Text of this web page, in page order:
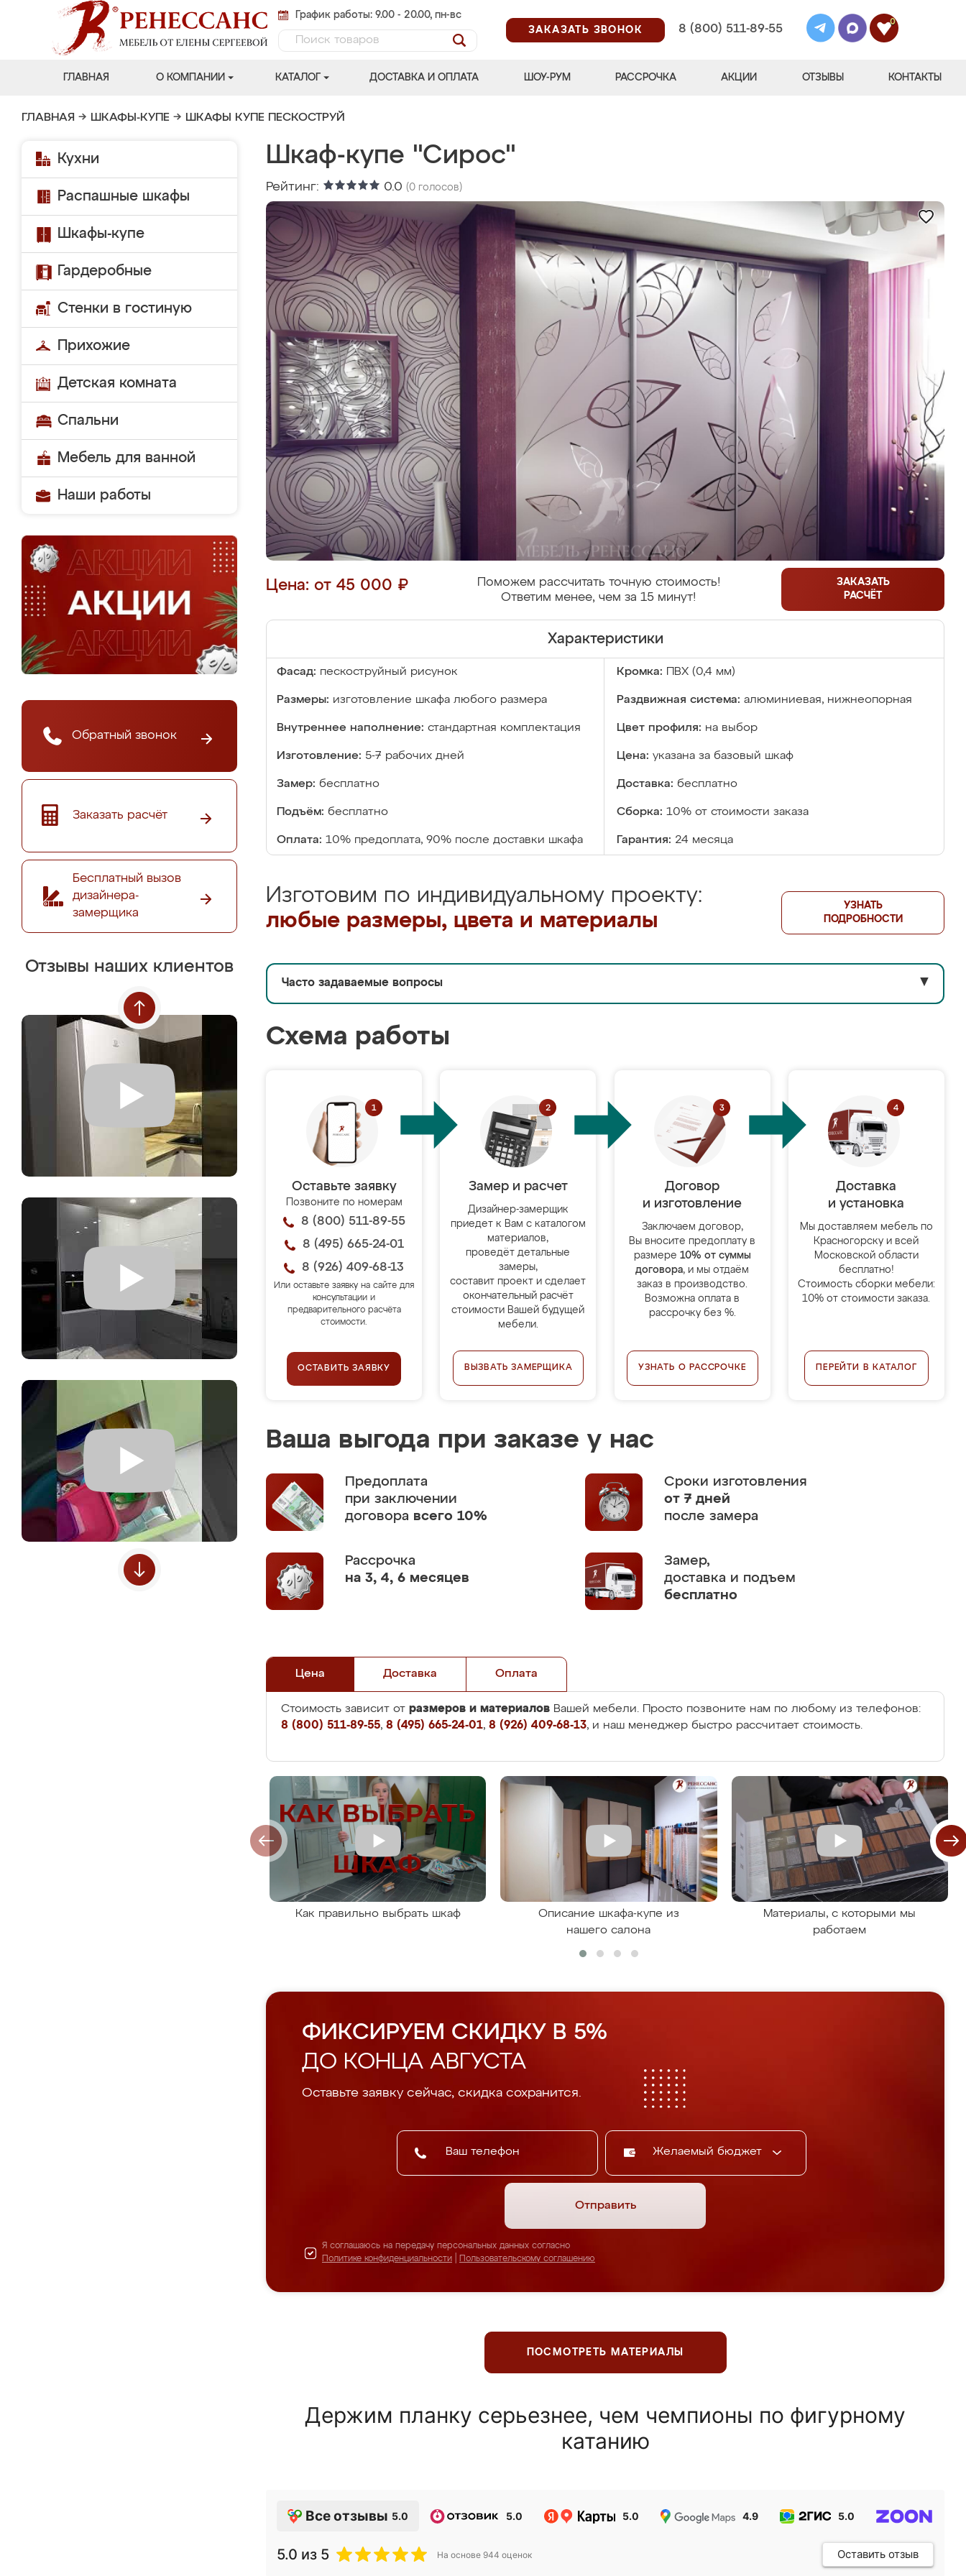
График работы: 9.00 - 20.00, пн-вс
ЗАКАЗАТЬ ЗВОНОК
8 (800) 511-89-55
0
ГЛАВНАЯ О КОМПАНИИ КАТАЛОГ ДОСТАВКА И ОПЛАТА ШОУ-РУМ РАССРОЧКА АКЦИИ ОТЗЫВЫ КОНТАКТЫ
ГЛАВНАЯ → ШКАФЫ-КУПЕ → ШКАФЫ КУПЕ ПЕСКОСТРУЙ
Кухни
Распашные шкафы
Шкафы-купе
Гардеробные
Стенки в гостиную
Прихожие
Детская комната
Спальни
Мебель для ванной
Наши работы
Обратный звонок
Заказать расчёт
Бесплатный вызов
дизайнера-
замерщика
Отзывы наших клиентов
Шкаф-купе "Сирос"
Рейтинг: 0.0 (0 голосов)
Цена: от 45 000 ₽
Поможем рассчитать точную стоимость!
Ответим менее, чем за 15 минут!
ЗАКАЗАТЬ
РАСЧЁТ
Характеристики
Фасад: пескоструйный рисунок Кромка: ПВХ (0,4 мм)
Размеры: изготовление шкафа любого размера Раздвижная система: алюминиевая, нижнеопорная
Внутреннее наполнение: стандартная комплектация Цвет профиля: на выбор
Изготовление: 5-7 рабочих дней Цена: указана за базовый шкаф
Замер: бесплатно Доставка: бесплатно
Подъём: бесплатно Сборка: 10% от стоимости заказа
Оплата: 10% предоплата, 90% после доставки шкафа Гарантия: 24 месяца
Изготовим по индивидуальному проекту:
любые размеры, цвета и материалы
УЗНАТЬ
ПОДРОБНОСТИ
Часто задаваемые вопросы ▼
Схема работы
Оставьте заявку
Позвоните по номерам
8 (800) 511-89-55
8 (495) 665-24-01
8 (926) 409-68-13
Или оставьте заявку на сайте для
консультации и
предварительного расчёта
стоимости.
ОСТАВИТЬ ЗАЯВКУ
Замер и расчет
Дизайнер-замерщик
приедет к Вам с каталогом
материалов,
проведёт детальные
замеры,
составит проект и сделает
окончательный расчёт
стоимости Вашей будущей
мебели.
ВЫЗВАТЬ ЗАМЕРЩИКА
Договор
и изготовление
Заключаем договор,
Вы вносите предоплату в
размере 10% от суммы
договора, и мы отдаём
заказ в производство.
Возможна оплата в
рассрочку без %.
УЗНАТЬ О РАССРОЧКЕ
Доставка
и установка
Мы доставляем мебель по
Красногорску и всей
Московской области
бесплатно!
Стоимость сборки мебели:
10% от стоимости заказа.
ПЕРЕЙТИ В КАТАЛОГ
Ваша выгода при заказе у нас
Предоплата
при заключении
договора всего 10%
Сроки изготовления
от 7 дней
после замера
Рассрочка
на 3, 4, 6 месяцев
Замер,
доставка и подъем
бесплатно
Цена Доставка Оплата
Стоимость зависит от размеров и материалов Вашей мебели. Просто позвоните нам по любому из телефонов:
8 (800) 511-89-55, 8 (495) 665-24-01, 8 (926) 409-68-13, и наш менеджер быстро рассчитает стоимость.
Как правильно выбрать шкаф
Описание шкафа-купе из
нашего салона
Материалы, с которыми мы
работаем
ФИКСИРУЕМ СКИДКУ В 5%
ДО КОНЦА АВГУСТА
Оставьте заявку сейчас, скидка сохранится.
Желаемый бюджет
Отправить
Я соглашаюсь на передачу персональных данных согласно
Политике конфиденциальности
Пользовательскому соглашению
ПОСМОТРЕТЬ МАТЕРИАЛЫ
Держим планку серьезнее, чем чемпионы по фигурному
катанию
Все отзывы 5.0 5.0 5.0 4.9 5.0
5.0 из 5 На основе 944 оценок Оставить отзыв